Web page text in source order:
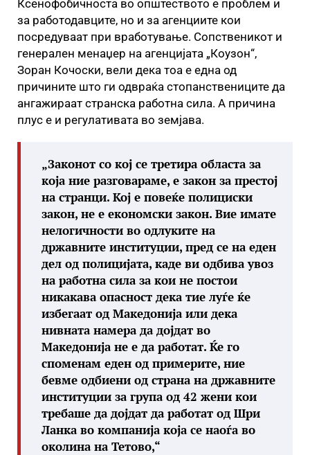
Ксенофобичноста во општеството е проблем и
за работодавците, но и за агенциите кои
посредуваат при вработување. Сопственикот и
генерален менаџер на агенцијата „Коузон“,
Зоран Кочоски, вели дека тоа е една од
причините што ги одвраќа стопанствениците да
ангажираат странска работна сила. А причина
плус е и регулативата во земјава.
„Законот со кој се третира областа за
која ние разговараме, е закон за престој
на странци. Кој е повеќе полициски
закон, не е економски закон. Вие имате
нелогичности во одлуките на
државните институции, пред се на еден
дел од полицијата, каде ви одбива увоз
на работна сила за кои не постои
никакава опасност дека тие луѓе ќе
избегаат од Македонија или дека
нивната намера да дојдат во
Македонија не е да работат. Ќе го
споменам еден од примерите, ние
бевме одбиени од страна на државните
институции за група од 42 жени кои
требаше да дојдат да работат од Шри
Ланка во компанија која се наоѓа во
околина на Тетово,“